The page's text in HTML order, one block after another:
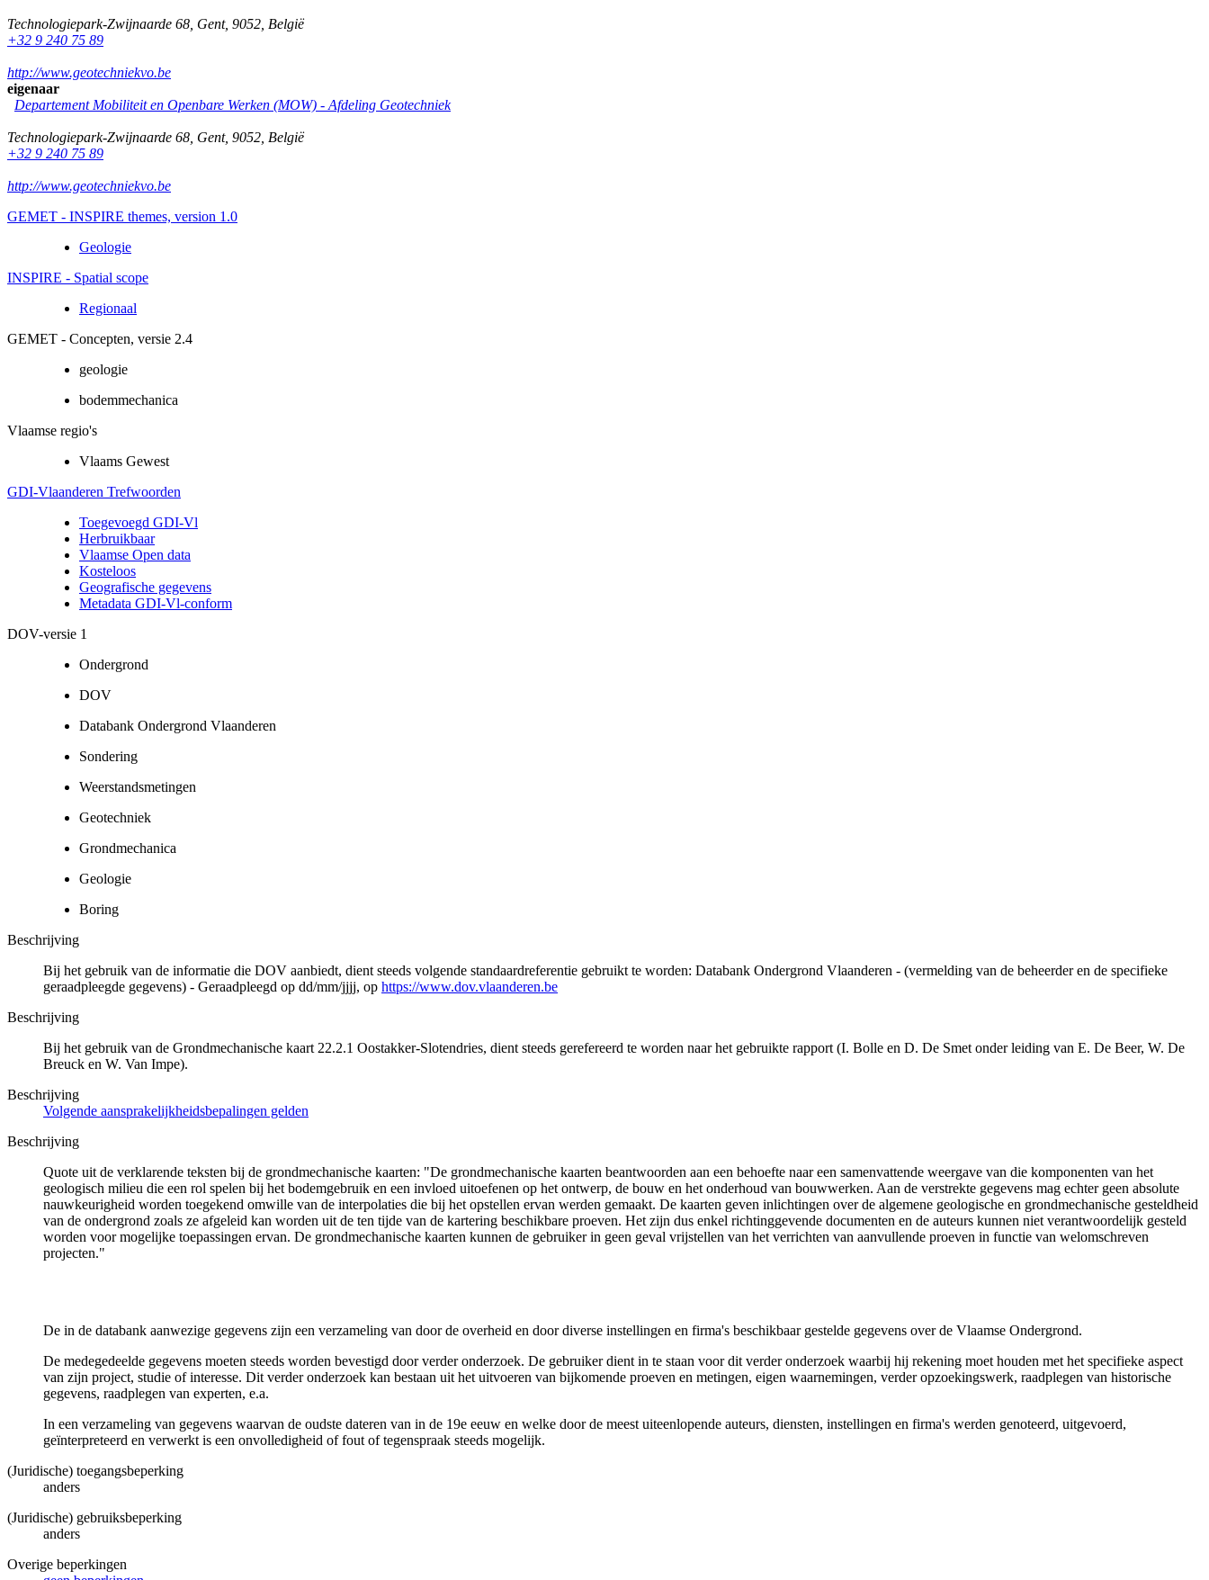
Technologiepark-Zwijnaarde 68 Gent, 9052 België
+32 9 240 75 89
http://www.geotechniekvo.be
eigenaar
Departement Mobiliteit en Openbare Werken (MOW) - Afdeling Geotechniek
Technologiepark-Zwijnaarde 68 Gent, 9052 België
+32 9 240 75 89
http://www.geotechniekvo.be
GEMET - INSPIRE themes, version 1.0
Geologie
INSPIRE - Spatial scope
Regionaal
GEMET - Concepten, versie 2.4
geologie
bodemmechanica
Vlaamse regio's
Vlaams Gewest
GDI-Vlaanderen Trefwoorden
Toegevoegd GDI-Vl
Herbruikbaar
Vlaamse Open data
Kosteloos
Geografische gegevens
Metadata GDI-Vl-conform
DOV-versie 1
Ondergrond
DOV
Databank Ondergrond Vlaanderen
Sondering
Weerstandsmetingen
Geotechniek
Grondmechanica
Geologie
Boring
Beschrijving
Bij het gebruik van de informatie die DOV aanbiedt, dient steeds volgende standaardreferentie gebruikt te worden: Databank Ondergrond Vlaanderen - (vermelding van de beheerder en de specifieke
geraadpleegde gegevens) - Geraadpleegd op dd/mm/jjjj, op https://www.dov.vlaanderen.be
Beschrijving
Bij het gebruik van de Grondmechanische kaart 22.2.1 Oostakker-Slotendries, dient steeds gerefereerd te worden naar het gebruikte rapport (I. Bolle en D. De Smet onder leiding van E. De Beer, W. De
Breuck en W. Van Impe).
Beschrijving
Volgende aansprakelijkheidsbepalingen gelden
Beschrijving
Quote uit de verklarende teksten bij de grondmechanische kaarten: "De grondmechanische kaarten beantwoorden aan een behoefte naar een samenvattende weergave van die komponenten van het
geologisch milieu die een rol spelen bij het bodemgebruik en een invloed uitoefenen op het ontwerp, de bouw en het onderhoud van bouwwerken. Aan de verstrekte gegevens mag echter geen absolute
nauwkeurigheid worden toegekend omwille van de interpolaties die bij het opstellen ervan werden gemaakt. De kaarten geven inlichtingen over de algemene geologische en grondmechanische gesteldheid
van de ondergrond zoals ze afgeleid kan worden uit de ten tijde van de kartering beschikbare proeven. Het zijn dus enkel richtinggevende documenten en de auteurs kunnen niet verantwoordelijk gesteld
worden voor mogelijke toepassingen ervan. De grondmechanische kaarten kunnen de gebruiker in geen geval vrijstellen van het verrichten van aanvullende proeven in functie van welomschreven
projecten."
De in de databank aanwezige gegevens zijn een verzameling van door de overheid en door diverse instellingen en firma's beschikbaar gestelde gegevens over de Vlaamse Ondergrond.
De medegedeelde gegevens moeten steeds worden bevestigd door verder onderzoek. De gebruiker dient in te staan voor dit verder onderzoek waarbij hij rekening moet houden met het specifieke aspect
van zijn project, studie of interesse. Dit verder onderzoek kan bestaan uit het uitvoeren van bijkomende proeven en metingen, eigen waarnemingen, verder opzoekingswerk, raadplegen van historische
gegevens, raadplegen van experten, e.a.
In een verzameling van gegevens waarvan de oudste dateren van in de 19e eeuw en welke door de meest uiteenlopende auteurs, diensten, instellingen en firma's werden genoteerd, uitgevoerd,
geïnterpreteerd en verwerkt is een onvolledigheid of fout of tegenspraak steeds mogelijk.
(Juridische) toegangsbeperking
anders
(Juridische) gebruiksbeperking
anders
Overige beperkingen